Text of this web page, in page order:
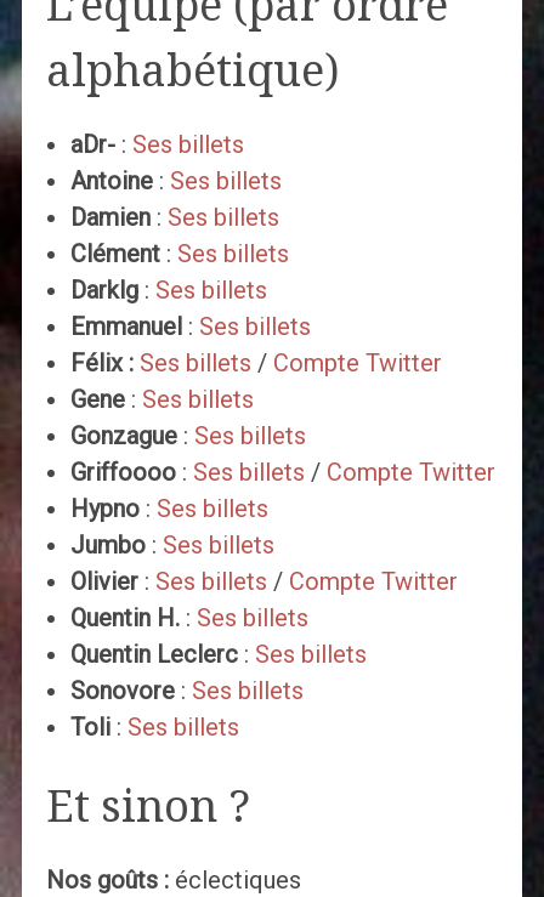
alphabétique)
aDr-: Ses billets
Antoine: Ses billets
Damien: Ses billets
Clément: Ses billets
Darklg: Ses billets
Emmanuel : Ses billets
Félix : Ses billets / Compte Twitter
Gene: Ses billets
Gonzague: Ses billets
Griffoooo: Ses billets / Compte Twitter
Hypno: Ses billets
Jumbo: Ses billets
Olivier: Ses billets / Compte Twitter
Quentin H.: Ses billets
Quentin Leclerc: Ses billets
Sonovore: Ses billets
Toli: Ses billets
Et sinon ?
Nos goûts :éclectiques